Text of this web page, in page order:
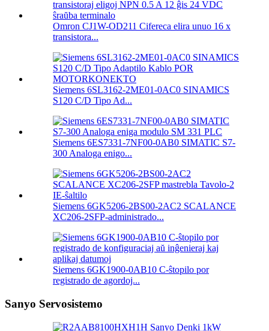
Omron CJ1W-OD211 Cifereca elira unuo 16 x
transistora...
Siemens 6SL3162-2ME01-0AC0 SINAMICS
S120 C/D Tipo Ad...
Siemens 6ES7331-7NF00-0AB0 SIMATIC S7-
300 Analoga enigo...
Siemens 6GK5206-2BS00-2AC2 SCALANCE
XC206-2SFP-administrado...
Siemens 6GK1900-0AB10 C-ŝtopilo por
registrado de agordoj...
Sanyo Servosistemo